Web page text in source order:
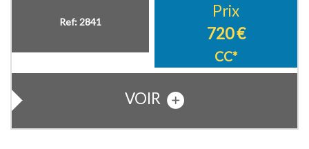
Ref: 2841
Prix
720 €
CC*
VOIR